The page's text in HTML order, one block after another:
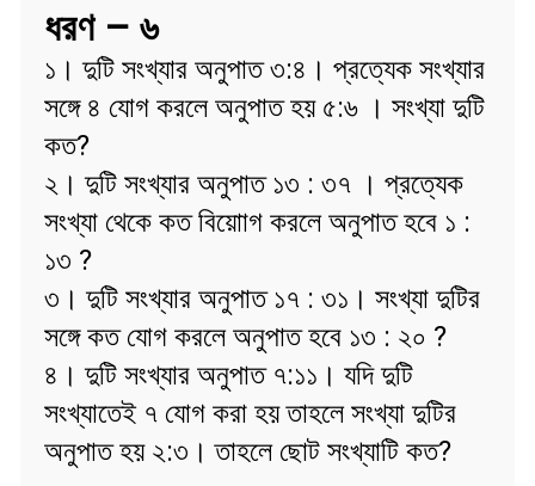
ধরণ – ৬
১। দুটি সংখ্যার অনুপাত ৩:৪। প্রত্যেক সংখ্যার
সঙ্গে ৪ যোগ করলে অনুপাত হয় ৫:৬ । সংখ্যা দুটি
কত?
২। দুটি সংখ্যার অনুপাত ১৩ : ৩৭ । প্রত্যেক
সংখ্যা থেকে কত বিয়োাগ করলে অনুপাত হবে ১ :
১৩ ?
৩। দুটি সংখ্যার অনুপাত ১৭ : ৩১। সংখ্যা দুটির
সঙ্গে কত যোগ করলে অনুপাত হবে ১৩ : ২০ ?
৪। দুটি সংখ্যার অনুপাত ৭:১১। যদি দুটি
সংখ্যাতেই ৭ যোগ করা হয় তাহলে সংখ্যা দুটির
অনুপাত হয় ২:৩। তাহলে ছোট সংখ্যাটি কত?